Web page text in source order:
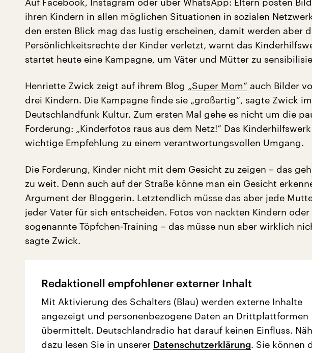
ihren Kindern in allen möglichen Situationen in sozialen
den ersten Blick mag das lustig erscheinen, damit werden aber
Persönlichkeitsrechte der Kinder verletzt, warnt das
startet heute eine Kampagne, um Väter und Mütter zu
Henriette Zwick zeigt auf ihrem Blog „Super Mom“ auch Bilder
drei Kindern. Die Kampagne finde sie „großartig“, sagte Zwick im
Deutschlandfunk Kultur. Zum ersten Mal gehe es nicht um die
Forderung: „Kinderfotos raus aus dem Netz!“ Das
wichtige Empfehlung zu einem verantwortungsvollen Umgang.
Die Forderung, Kinder nicht mit dem Gesicht zu zeigen – das
zu weit. Denn auch auf der Straße könne man ein Gesicht
Argument der Bloggerin. Letztendlich müsse das aber jede
jeder Vater für sich entscheiden. Fotos von nackten Kindern oder
sogenannte Töpfchen-Training – das müsse nun aber wirklich
sagte Zwick.
Redaktionell empfohlener externer Inhalt
Mit Aktivierung des Schalters (Blau) werden externe Inhalte
angezeigt und personenbezogene Daten an Drittplattformen
übermittelt. Deutschlandradio hat darauf keinen Einfluss.
dazu lesen Sie in unserer Datenschutzerklärung. Sie können